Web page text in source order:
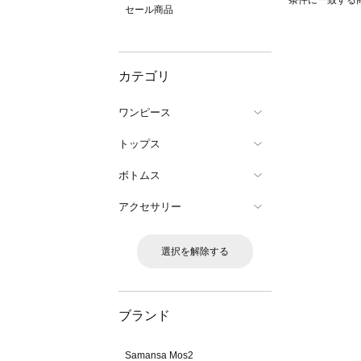
セール商品
カテゴリ
ワンピース
トップス
ボトムス
アクセサリー
選択を解除する
ブランド
Samansa Mos2